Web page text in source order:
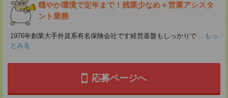
穏やか環境で定年まで！残業少なめ＋営業アシスタ
ント業務
1976年創業大手外資系有名保険会社です経営基盤もしっかりで ...もっ
とみる
応募ページへ